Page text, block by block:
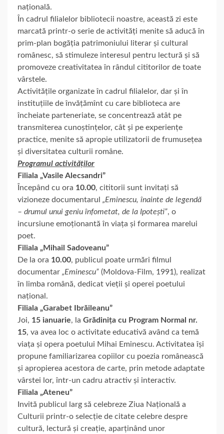
națională.
În cadrul filialelor bibliotecii noastre, această zi este
marcată printr-o serie de activități menite să aducă în
prim-plan bogăția patrimoniului literar și cultural
românesc, să stimuleze interesul pentru lectură și să
promoveze creativitatea în rândul cititorilor de toate
vârstele.
Activitățile organizate în cadrul filialelor, dar și în
instituțiile de învățămînt cu care biblioteca are
încheiate parteneriate, se concentrează atât pe
transmiterea cunoștințelor, cât și pe experiențe
practice, menite să apropie utilizatorii de frumusețea
și diversitatea culturii române.
Programul activităților
Filiala „Vasile Alecsandri”
Începând cu ora 10.00, cititorii sunt invitați să
vizioneze documentarul „Eminescu, înainte de legendă
– drumul unui geniu înfometat, de la Ipotești”, o
incursiune emoționantă în viața și formarea marelui
poet.
Filiala „Mihail Sadoveanu”
De la ora 10.00, publicul poate urmări filmul
documentar „Eminescu” (Moldova-Film, 1991), realizat
în limba română, dedicat vieții și operei poetului
național.
Filiala „Garabet Ibrăileanu”
Joi, 15 ianuarie, la Grădinița cu Program Normal nr.
15, va avea loc o activitate educativă având ca temă
viața și opera poetului Mihai Eminescu. Activitatea își
propune familiarizarea copiilor cu poezia românească
și apropierea acestora de carte, prin metode adaptate
vârstei lor, într-un cadru atractiv și interactiv.
Filiala „Ateneu”
Invită publicul larg să celebreze Ziua Națională a
Culturii printr-o selecție de citate celebre despre
cultură, lectură și creație, aparținând unor